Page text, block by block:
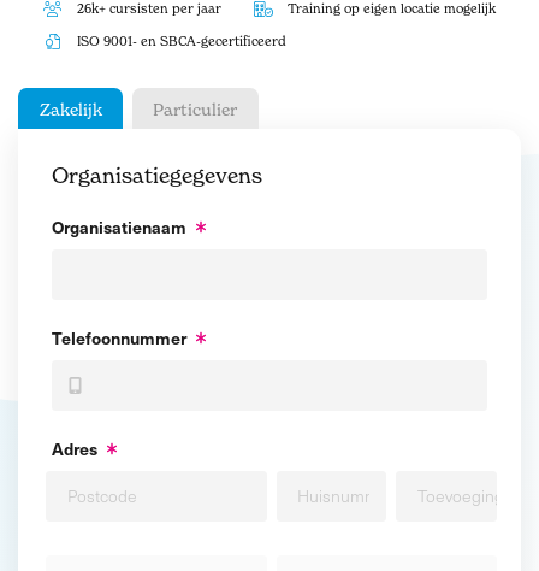
26k+ cursisten per jaar Training op eigen locatie mogelijk
ISO 9001- en SBCA-gecertificeerd
Zakelijk Particulier
Organisatiegegevens
Organisatienaam
Telefoonnummer
Adres